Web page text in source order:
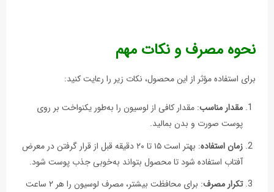
نحوه مصرف و نکات مهم
برای استفاده مؤثر از این محصول، نکات زیر را رعایت کنید:
مقدار مناسب: مقدار کافی از لوسیون را به‌طور یکنواخت بر روی
پوست صورت و بدن بمالید.
زمان استفاده
: بهتر است ۱۵ تا ۲۰ دقیقه قبل از قرار گرفتن در معرض
آفتاب استفاده شود تا محصول بتواند به‌خوبی جذب پوست شود.
تکرار مصرف
: برای محافظت بیشتر، مصرف لوسیون را هر ۲ ساعت